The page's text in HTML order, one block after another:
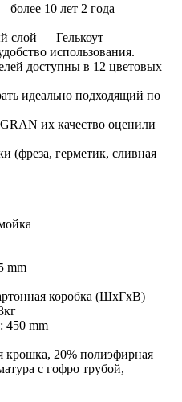
10 лет 2 года —
слой — Гелькоут —
использования.
доступны в 12 цветовых
идеально подходящий по
их качество оценили
(фреза, герметик, сливная
mm
коробка (ШхГхВ)
450 mm
крошка, 20% полиэфирная
c гофро трубой,